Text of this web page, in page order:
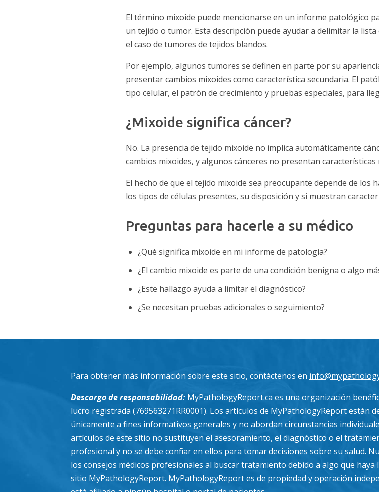
El término mixoide puede mencionarse en un informe patológico
un tejido o tumor. Esta descripción puede ayudar a delimitar la
el caso de tumores de tejidos blandos.
Por ejemplo, algunos tumores se definen en parte por su
presentar cambios mixoides como característica secundaria. El
tipo celular, el patrón de crecimiento y pruebas especiales, para
¿Mixoide significa cáncer?
No. La presencia de tejido mixoide no implica automáticamente
cambios mixoides, y algunos cánceres no presentan
El hecho de que el tejido mixoide sea preocupante depende de los
los tipos de células presentes, su disposición y si muestran
Preguntas para hacerle a su médico
¿Qué significa mixoide en mi informe de patología?
¿El cambio mixoide es parte de una condición benigna o algo
¿Este hallazgo ayuda a limitar el diagnóstico?
¿Se necesitan pruebas adicionales o seguimiento?
Para obtener más información sobre este sitio, contáctenos en
Descargo de responsabilidad: MyPathologyReport.ca es una organización
lucro registrada (769563271RR0001). Los artículos de MyPathologyReport están
únicamente a fines informativos generales y no abordan circunstancias
artículos de este sitio no sustituyen el asesoramiento, el diagnóstico o el
profesional y no se debe confiar en ellos para tomar decisiones sobre su salud.
los consejos médicos profesionales al buscar tratamiento debido a algo que haya
sitio MyPathologyReport. MyPathologyReport es de propiedad y operación